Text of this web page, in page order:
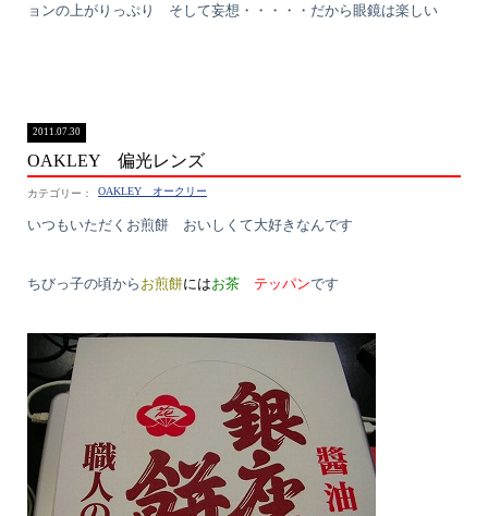
ョンの上がりっぷり そして妄想・・・・・だから眼鏡は楽しい
OAKLEY 偏光レンズ
2011.07.30
OAKLEY オークリー
いつもいただくお煎餅 おいしくて大好きなんです
ちびっ子の頃から お煎餅にはお茶 テッパンです